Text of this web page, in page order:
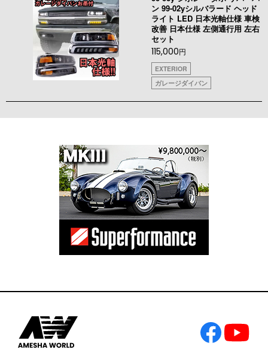
ン 99-02yシルバラード ヘッド
ライト LED 日本光軸仕様 車検
改善 日本仕様 左側通行用 左右
セット
115,000円
EXTERIOR
ガレージダイバン